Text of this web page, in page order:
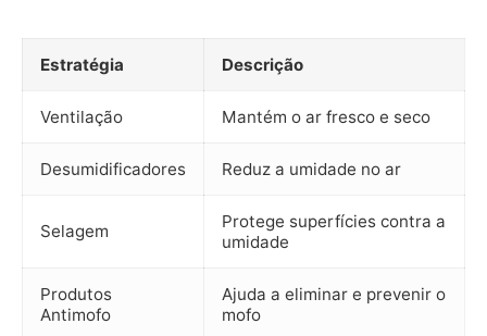
Estratégia Descrição
Ventilação Mantém o ar fresco e seco
Desumidificadores Reduz a umidade no ar
Selagem
Protege superfícies contra a
umidade
Produtos
Antimofo
Ajuda a eliminar e prevenir o
mofo